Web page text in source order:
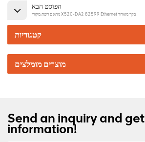
הפוסט הבא
מתאם רשת מקורי X520-DA2 82599 Ethernet בקר מאוחד
קטגוריות
מוצרים מומלצים
Send an inquiry and get
information!